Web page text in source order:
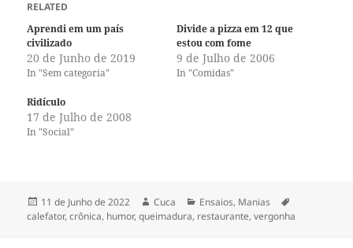
RELATED
Aprendi em um país
civilizado
20 de Junho de 2019
In "Sem categoria"
Divide a pizza em 12 que
estou com fome
9 de Julho de 2006
In "Comidas"
Ridículo
17 de Julho de 2008
In "Social"
Publicado
a
11 de Junho de 2022 Autor
Cuca Categorias
Ensaios, Manias
calefator,crônica, humor,queimadura, restaurante,vergonha